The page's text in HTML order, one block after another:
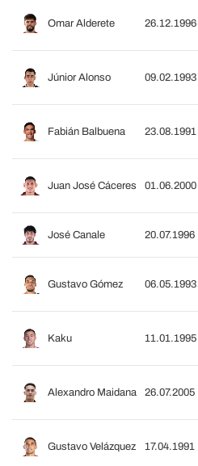
Omar Alderete 26.12.1996
Júnior Alonso 09.02.1993
Fabián Balbuena 23.08.1991
Juan José Cáceres 01.06.2000
José Canale 20.07.1996
Gustavo Gómez 06.05.1993
Kaku 11.01.1995
Alexandro Maidana 26.07.2005
Gustavo Velázquez 17.04.1991